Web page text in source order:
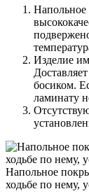
Напольное
Изделие
босиком.
ламинату
Напольное
ходьбе по нему,